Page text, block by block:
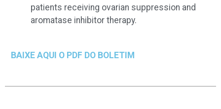
patients receiving ovarian suppression and
aromatase inhibitor therapy.
BAIXE AQUI O PDF DO BOLETIM